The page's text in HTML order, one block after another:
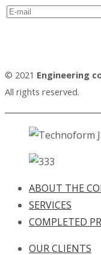
© 2021 Engineering
All rights reserved.
ABOUT THE
SERVICES
COMPLETED
OUR CLIENTS